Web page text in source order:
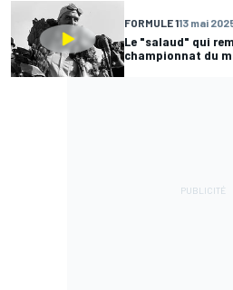
FORMULE 113 mai
Le "salaud" qui
championnat du